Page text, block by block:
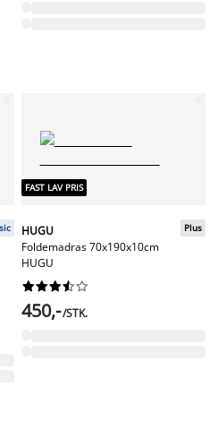
FAST LAV PRIS
HUGU
Foldemadras 70x190x10cm
HUGU
Plus






450,-/STK.